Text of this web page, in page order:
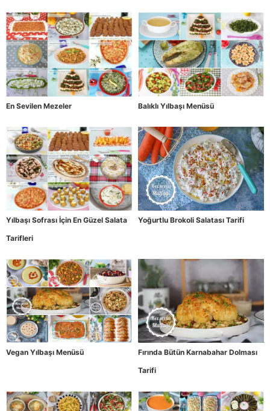
En Sevilen Mezeler Balıklı Yılbaşı Menüsü
Yılbaşı Sofrası İçin En Güzel Salata
Tarifleri
Yoğurtlu Brokoli Salatası Tarifi
Vegan Yılbaşı Menüsü
Fırında Bütün Karnabahar Dolması
Tarifi